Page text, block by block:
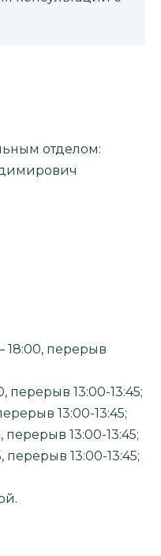
отделом:
18:00, перерыв
перерыв 13:00-13:45;
13:00-13:45;
13:00-13:45;
перерыв 13:00-13:45;